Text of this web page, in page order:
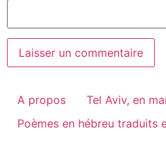
A propos
Tel Aviv, en
Poèmes en hébreu traduits